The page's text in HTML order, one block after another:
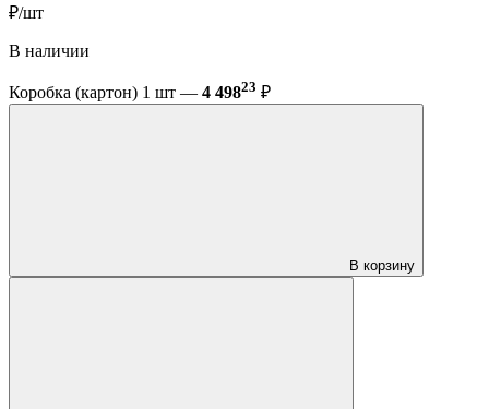
₽/шт
В наличии
Коробка (картон) 1 шт — 4 49823 ₽
В корзину